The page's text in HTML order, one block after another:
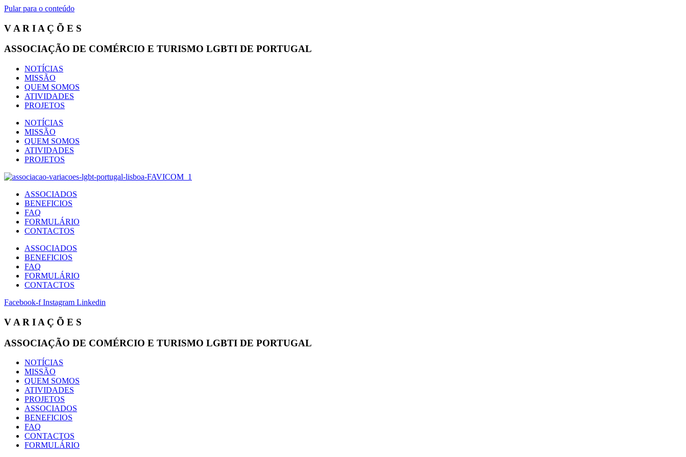
Pular para o conteúdo
V A R I A Ç Õ E S
ASSOCIAÇÃO DE COMÉRCIO E TURISMO LGBTI DE PORTUGAL
NOTÍCIAS
MISSÃO
QUEM SOMOS
ATIVIDADES
PROJETOS
NOTÍCIAS
MISSÃO
QUEM SOMOS
ATIVIDADES
PROJETOS
ASSOCIADOS
BENEFICIOS
FAQ
FORMULÁRIO
CONTACTOS
ASSOCIADOS
BENEFICIOS
FAQ
FORMULÁRIO
CONTACTOS
Facebook-f Instagram Linkedin
V A R I A Ç Õ E S
ASSOCIAÇÃO DE COMÉRCIO E TURISMO LGBTI DE PORTUGAL
NOTÍCIAS
MISSÃO
QUEM SOMOS
ATIVIDADES
PROJETOS
ASSOCIADOS
BENEFICIOS
FAQ
CONTACTOS
FORMULÁRIO